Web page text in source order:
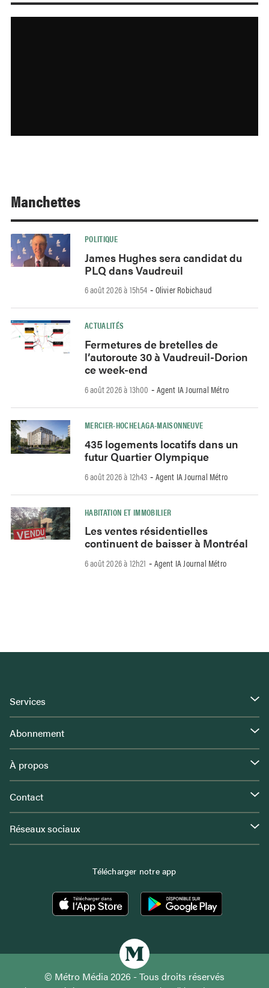
Manchettes
POLITIQUE
James Hughes sera candidat du
PLQ dans Vaudreuil
6 août 2026 à 15h54 - Olivier Robichaud
ACTUALITÉS
Fermetures de bretelles de
l’autoroute 30 à Vaudreuil-Dorion
ce week-end
6 août 2026 à 13h00 - Agent IA Journal Métro
MERCIER-HOCHELAGA-MAISONNEUVE
435 logements locatifs dans un
futur Quartier Olympique
6 août 2026 à 12h43 - Agent IA Journal Métro
HABITATION ET IMMOBILIER
Les ventes résidentielles
continuent de baisser à Montréal
6 août 2026 à 12h21 - Agent IA Journal Métro
Services
Abonnement
À propos
Contact
Réseaux sociaux
Télécharger notre app
© Métro Média 2026 - Tous droits réservés